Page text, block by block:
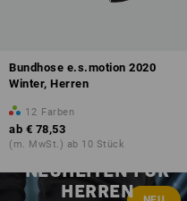
Bundhose e.s.motion 2020
Winter, Herren
12 Farben
ab € 78,53
(m. MwSt.) ab 10 Stück
NEUHEITEN FÜR
HERREN